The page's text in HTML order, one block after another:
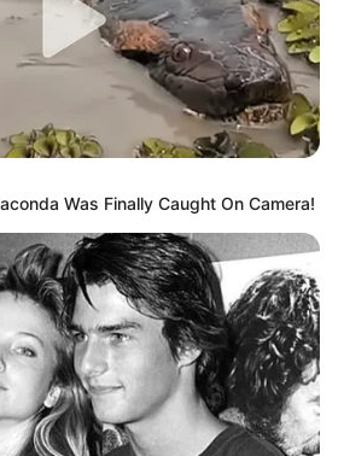
Was Finally Caught On Camera!